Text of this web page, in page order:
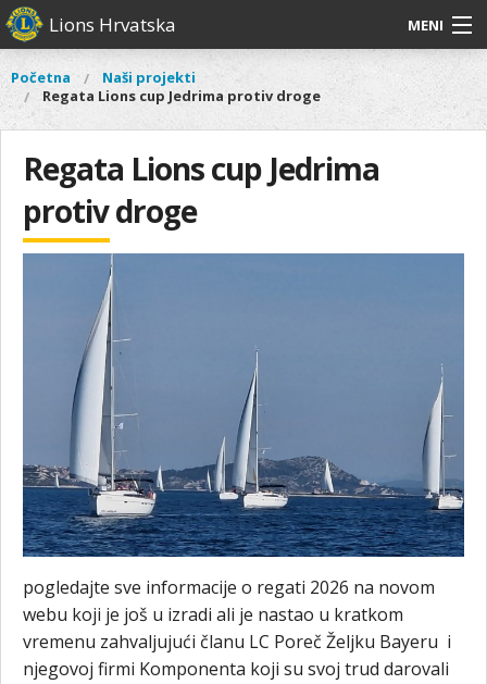
Skoči
na
sadržaj
Lions Hrvatska MENI
O nama
Lions Distrikt 126
Naši projekti
Aktivnosti
Glavni
izbornik
O
nama
Lions
Distrikt
126
Naši
projekti
Vi
ste
ovdje
Početna
Naši projekti
Regata Lions cup Jedrima protiv droge
Regata Lions cup Jedrima
protiv droge
pogledajte sve informacije o regati 2026 na novom
webu koji je još u izradi ali je nastao u kratkom
vremenu zahvaljujući članu LC Poreč Željku Bayeru i
njegovoj firmi Komponenta koji su svoj trud darovali